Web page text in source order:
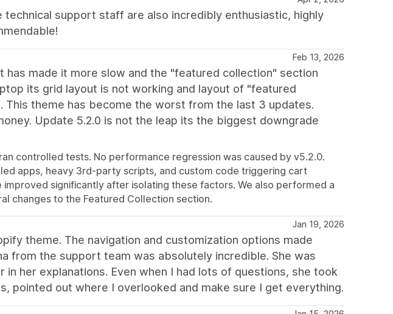
support staff are also incredibly enthusiastic, highly
Feb 13, 2026
has made it more slow and the "featured collection" section
its grid layout is not working and layout of "featured
This theme has become the worst from the last 3 updates.
Update 5.2.0 is not the leap its the biggest downgrade
controlled tests. No performance regression was caused by v5.2.0.
apps, heavy 3rd-party scripts, and custom code triggering cart
significantly after isolating these factors. We also performed a
changes to the Featured Collection section.
Jan 19, 2026
theme. The navigation and customization options made
from the support team was absolutely incredible. She was
in her explanations. Even when I had lots of questions, she took
pointed out where I overlooked and make sure I get everything.